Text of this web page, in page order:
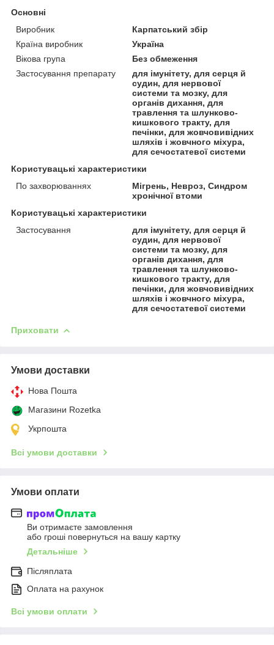
Основні
Виробник
Карпатський збір
Країна виробник
Україна
Вікова група
Без обмеження
Застосування препарату
для імунітету, для серця й
судин, для нервової
системи та мозку, для
органів дихання, для
травлення та шлунково-
кишкового тракту, для
печінки, для жовчовивідних
шляхів і жовчного міхура,
для сечостатевої системи
Користувацькi характеристики
По захворюваннях
Мігрень, Невроз, Синдром
хронічної втоми
Користувацькі характеристики
Застосування
для імунітету, для серця й
судин, для нервової
системи та мозку, для
органів дихання, для
травлення та шлунково-
кишкового тракту, для
печінки, для жовчовивідних
шляхів і жовчного міхура,
для сечостатевої системи
Приховати
Умови доставки
Нова Пошта
Магазини Rozetka
Укрпошта
Всі умови доставки
Умови оплати
Ви отримаєте замовлення
або гроші повернуться на вашу картку
Детальніше
Післяплата
Оплата на рахунок
Всі умови оплати